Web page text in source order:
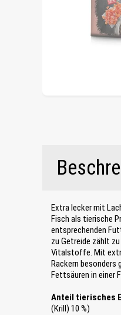
Extra lecker mit
Fisch als tierische
entsprechenden
zu Getreide zählt
Vitalstoffe. Mit
Rackern besonders
Fettsäuren in einer
Anteil tierisches
(Krill) 10 %)